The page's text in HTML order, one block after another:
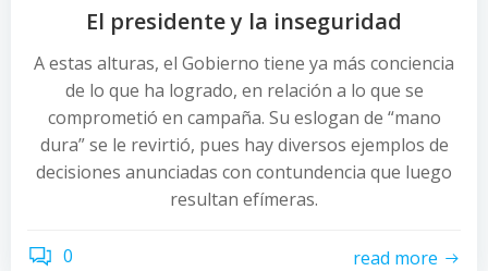
El presidente y la inseguridad
A estas alturas, el Gobierno tiene ya más conciencia
de lo que ha logrado, en relación a lo que se
comprometió en campaña. Su eslogan de “mano
dura” se le revirtió, pues hay diversos ejemplos de
decisiones anunciadas con contundencia que luego
resultan efímeras.
0 read more